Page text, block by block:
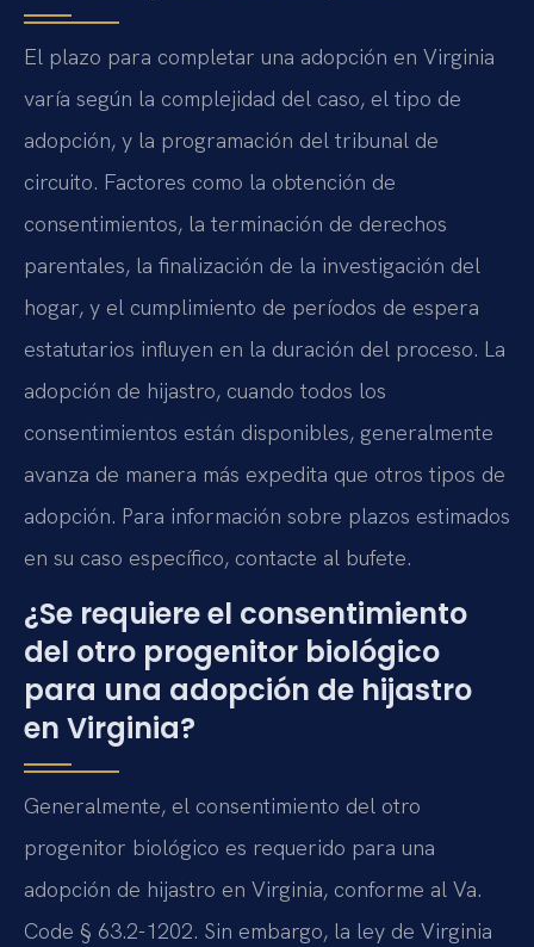
El plazo para completar una adopción en Virginia
varía según la complejidad del caso, el tipo de
adopción, y la programación del tribunal de
circuito. Factores como la obtención de
consentimientos, la terminación de derechos
parentales, la finalización de la investigación del
hogar, y el cumplimiento de períodos de espera
estatutarios influyen en la duración del proceso. La
adopción de hijastro, cuando todos los
consentimientos están disponibles, generalmente
avanza de manera más expedita que otros tipos de
adopción. Para información sobre plazos estimados
en su caso específico, contacte al bufete.
¿Se requiere el consentimiento
del otro progenitor biológico
para una adopción de hijastro
en Virginia?
Generalmente, el consentimiento del otro
progenitor biológico es requerido para una
adopción de hijastro en Virginia, conforme al Va.
Code § 63.2-1202. Sin embargo, la ley de Virginia